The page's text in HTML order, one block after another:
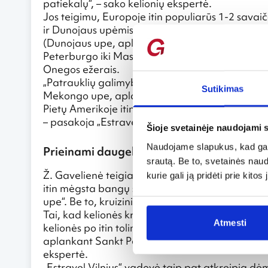
Sutikimas
Šioje svetainėje naudojami
Naudojame slapukus, kad
srautą. Be to, svetainės
kurie gali ją pridėti prie kitos
Atmesti
patiekalų“, – sako kelionių ekspertė.
Jos teigimu, Europoje itin populiarūs 1-2
ir Dunojaus upėmis, aplankant Kelną,
(Dunojaus upe, aplankant Bratislavą,
Peterburgo iki Maskvos – plaukiama ne tik
Onegos ežerais.
„Patrauklių galimybių keliauti upėmis yra ir
Mekongo upe, aplankant Kambodžą ir
Pietų Amerikoje itin įdomus kruizas Amazonės
– pasakoja „Estravel Vilnius“ vadovė.
Prieinami daugeliui
Ž. Gavelienė teigia, kad kruizai – tinkama
itin mėgsta bangų supimą, nebūtina atsisakyti
upe“. Be to, kruizinių kelionių trukmė labai
Tai, kad kelionės kruizais itin brangios, moteris
kelionės po itin tolimus kraštus kainuoja ne
aplankant Sankt Peterburgą, Helsinkį,
ekspertė.